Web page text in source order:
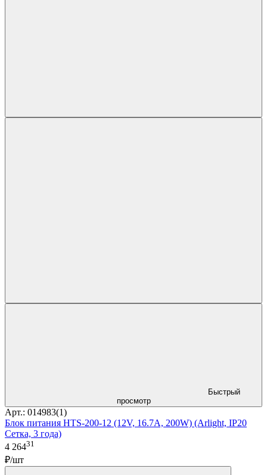
Быстрый
просмотр
Арт.: 014983(1)
Блок питания HTS-200-12 (12V, 16.7A, 200W) (Arlight, IP20
Сетка, 3 года)
4 26431
₽/шт